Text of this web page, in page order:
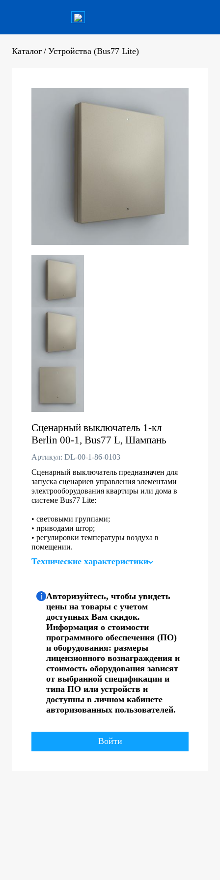
Каталог / Устройства (Bus77 Lite)
Сценарный выключатель 1-кл
Berlin 00-1, Bus77 L, Шампань
Артикул: DL-00-1-86-0103
Сценарный выключатель предназначен для
запуска сценариев управления элементами
электрооборудования квартиры или дома в
системе Bus77 Lite:
• световыми группами;
• приводами штор;
• регулировки температуры воздуха в
помещении.
Технические характеристики
Авторизуйтесь, чтобы увидеть
цены на товары с учетом
доступных Вам скидок.
Информация о стоимости
программного обеспечения (ПО)
и оборудования: размеры
лицензионного вознаграждения и
стоимость оборудования зависят
от выбранной спецификации и
типа ПО или устройств и
доступны в личном кабинете
авторизованных пользователей.
Войти